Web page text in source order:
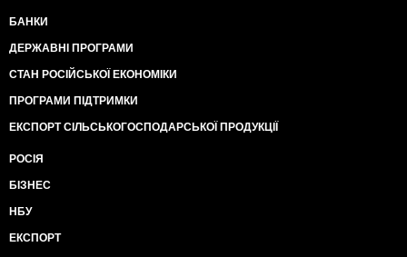
БАНКИ
ДЕРЖАВНІ ПРОГРАМИ
СТАН РОСІЙСЬКОЇ ЕКОНОМІКИ
ПРОГРАМИ ПІДТРИМКИ
ЕКСПОРТ СІЛЬСЬКОГОСПОДАРСЬКОЇ ПРОДУКЦІЇ
РОСІЯ
БІЗНЕС
НБУ
ЕКСПОРТ